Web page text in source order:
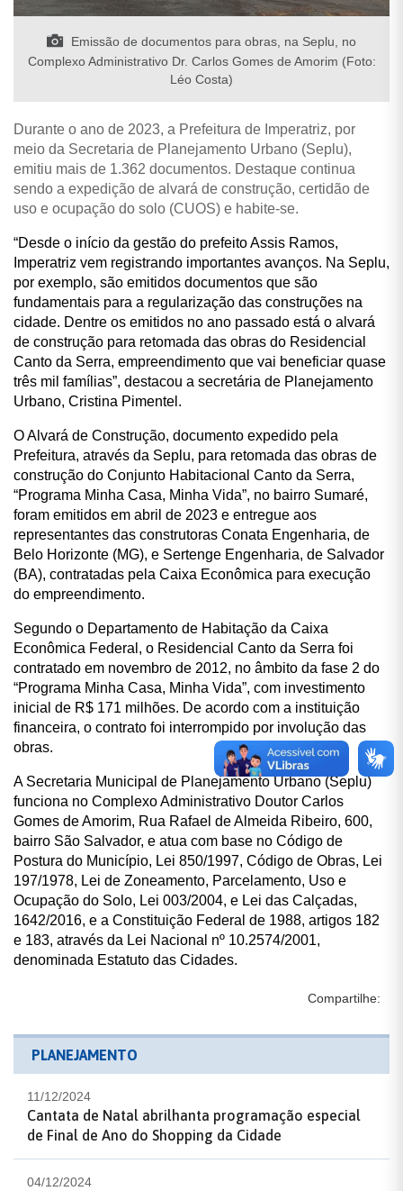
Emissão de documentos para obras, na Seplu, no
Complexo Administrativo Dr. Carlos Gomes de Amorim (Foto:
Léo Costa)
Durante o ano de 2023, a Prefeitura de Imperatriz, por
meio da Secretaria de Planejamento Urbano (Seplu),
emitiu mais de 1.362 documentos. Destaque continua
sendo a expedição de alvará de construção, certidão de
uso e ocupação do solo (CUOS) e habite-se.
“Desde o início da gestão do prefeito Assis Ramos,
Imperatriz vem registrando importantes avanços. Na Seplu,
por exemplo, são emitidos documentos que são
fundamentais para a regularização das construções na
cidade. Dentre os emitidos no ano passado está o alvará
de construção para retomada das obras do Residencial
Canto da Serra, empreendimento que vai beneficiar quase
três mil famílias”, destacou a secretária de Planejamento
Urbano, Cristina Pimentel.
O Alvará de Construção, documento expedido pela
Prefeitura, através da Seplu, para retomada das obras de
construção do Conjunto Habitacional Canto da Serra,
“Programa Minha Casa, Minha Vida”, no bairro Sumaré,
foram emitidos em abril de 2023 e entregue aos
representantes das construtoras Conata Engenharia, de
Belo Horizonte (MG), e Sertenge Engenharia, de Salvador
(BA), contratadas pela Caixa Econômica para execução
do empreendimento.
Segundo o Departamento de Habitação da Caixa
Econômica Federal, o Residencial Canto da Serra foi
contratado em novembro de 2012, no âmbito da fase 2 do
“Programa Minha Casa, Minha Vida”, com investimento
inicial de R$ 171 milhões. De acordo com a instituição
financeira, o contrato foi interrompido por involução das
obras.
A Secretaria Municipal de Planejamento Urbano (Seplu)
funciona no Complexo Administrativo Doutor Carlos
Gomes de Amorim, Rua Rafael de Almeida Ribeiro, 600,
bairro São Salvador, e atua com base no Código de
Postura do Município, Lei 850/1997, Código de Obras, Lei
197/1978, Lei de Zoneamento, Parcelamento, Uso e
Ocupação do Solo, Lei 003/2004, e Lei das Calçadas,
1642/2016, e a Constituição Federal de 1988, artigos 182
e 183, através da Lei Nacional nº 10.2574/2001,
denominada Estatuto das Cidades.
Compartilhe:
PLANEJAMENTO
11/12/2024
Cantata de Natal abrilhanta programação especial
de Final de Ano do Shopping da Cidade
04/12/2024